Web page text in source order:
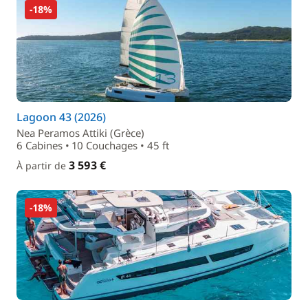
-18%
Lagoon 43 (2026)
Nea Peramos Attiki (Grèce)
6 Cabines • 10 Couchages • 45 ft
À partir de 3 593 €
-18%